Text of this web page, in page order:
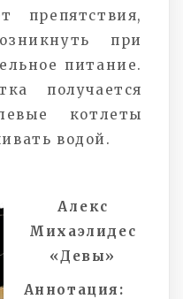
препятствия,
при
питание.
получается
котлеты
водой.
Алекс
Михаэлидес
«Девы»
Аннотация: